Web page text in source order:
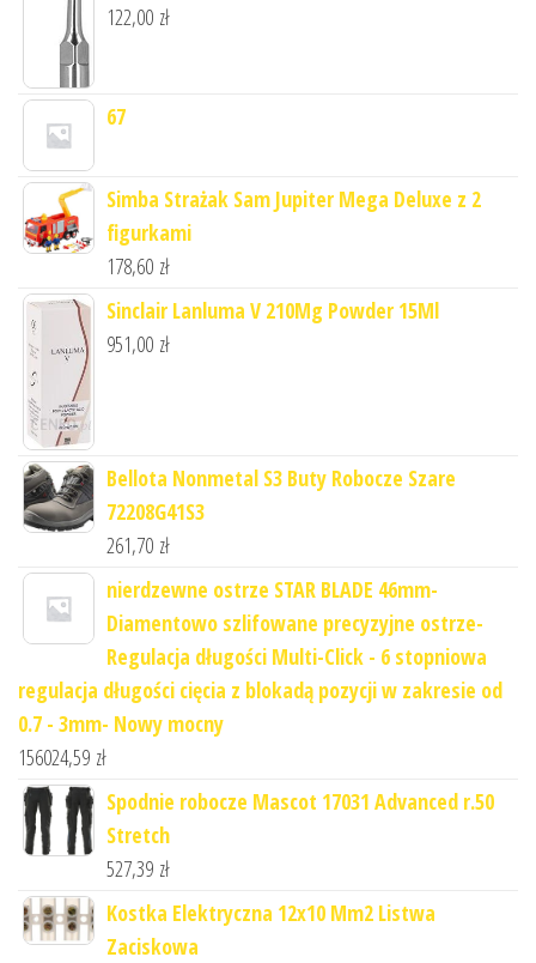
122,00 zł
67
Simba Strażak Sam Jupiter Mega Deluxe z 2
figurkami
178,60 zł
Sinclair Lanluma V 210Mg Powder 15Ml
951,00 zł
Bellota Nonmetal S3 Buty Robocze Szare
72208G41S3
261,70 zł
nierdzewne ostrze STAR BLADE 46mm-
Diamentowo szlifowane precyzyjne ostrze-
Regulacja długości Multi-Click - 6 stopniowa
regulacja długości cięcia z blokadą pozycji w zakresie od
0.7 - 3mm- Nowy mocny
156024,59 zł
Spodnie robocze Mascot 17031 Advanced r.50
Stretch
527,39 zł
Kostka Elektryczna 12x10 Mm2 Listwa
Zaciskowa